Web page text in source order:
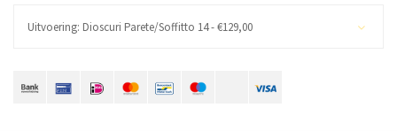
Uitvoering: Dioscuri Parete/Soffitto 14 - €129,00